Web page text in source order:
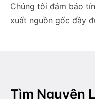
Chúng tôi đảm bảo
xuất nguồn gốc đầy
Tìm Nguyên